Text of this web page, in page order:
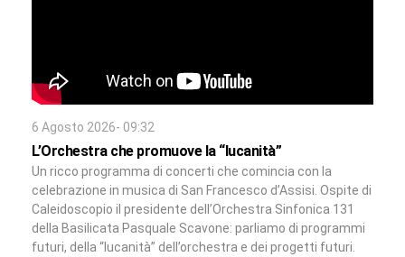
6 Agosto 2026- 09:32
L’Orchestra che promuove la “lucanità”
Un ricco programma di concerti che comincia con la
celebrazione in musica di San Francesco d’Assisi. Ospite di
Caleidoscopio il presidente dell’Orchestra Sinfonica 131
della Basilicata Pasquale Scavone: parliamo di programmi
futuri, della “lucanità” dell’orchestra e dei progetti futuri.